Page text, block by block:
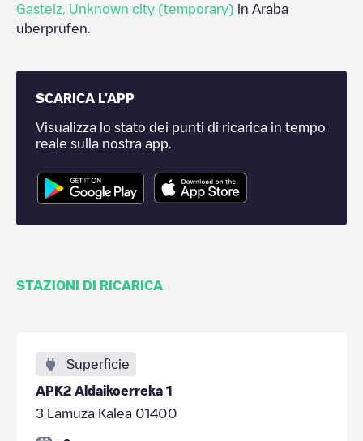
Gasteiz Unknown city (temporary) in Araba
überprüfen.
SCARICA L'APP
Visualizza lo stato dei punti di ricarica in tempo
reale sulla nostra app.
STAZIONI DI RICARICA
Superficie
APK2 Aldaikoerreka 1
3 Lamuza Kalea 01400